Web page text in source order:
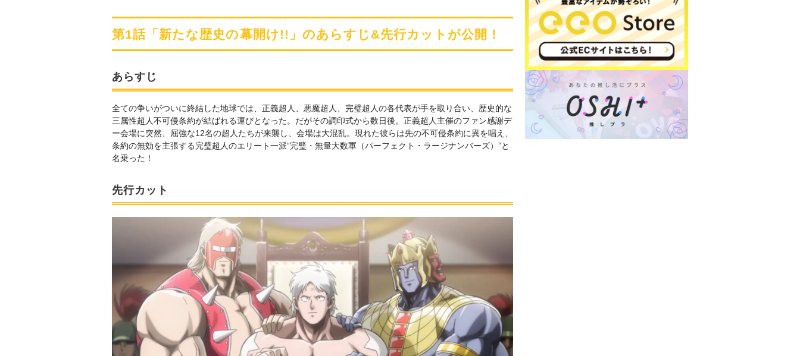
第1話「新たな歴史の幕開け!!」のあらすじ&先行カットが公開！
あらすじ
全ての争いがついに終結した地球では、正義超人、悪魔超人、完璧超人の各代表が手を取り合い、歴史的な
三属性超人不可侵条約が結ばれる運びとなった。だがその調印式から数日後。正義超人主催のファン感謝デ
ー会場に突然、屈強な12名の超人たちが来襲し、会場は大混乱。現れた彼らは先の不可侵条約に異を唱え、
条約の無効を主張する完璧超人のエリート一派“完璧・無量大数軍（パーフェクト・ラージナンバーズ）”と
名乗った！
先行カット